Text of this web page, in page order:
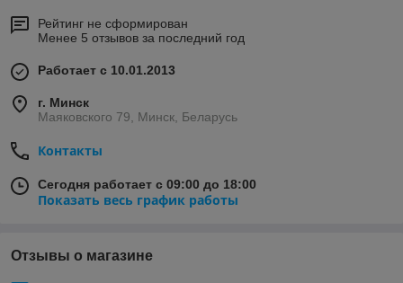
Рейтинг не сформирован
Менее 5 отзывов за последний год
Работает с 10.01.2013
г. Минск
Маяковского 79, Минск, Беларусь
Контакты
Сегодня работает с 09:00 до 18:00
Показать весь график работы
Отзывы о магазине